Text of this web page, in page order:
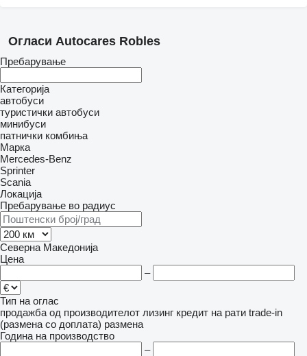
Огласи Autocares Robles
Пребарување
Категорија
автобуси
туристички автобуси
минибуси
патнички комбиња
Марка
Mercedes-Benz
Sprinter
Scania
Локација
Пребарување во радиус
Северна Македонија
Цена
–
Тип на оглас
продажба од производителот лизинг кредит на рати trade-in
(размена со доплата) размена
Година на производство
–